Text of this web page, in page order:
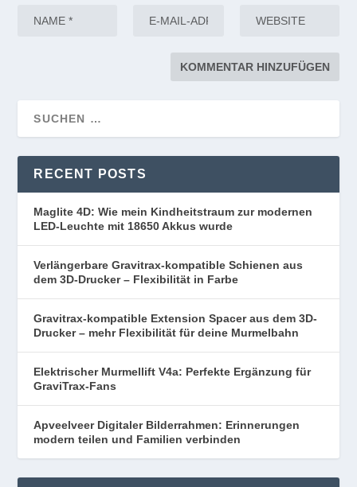
RECENT POSTS
Maglite 4D: Wie mein Kindheitstraum zur modernen
LED-Leuchte mit 18650 Akkus wurde
Verlängerbare Gravitrax-kompatible Schienen aus
dem 3D-Drucker – Flexibilität in Farbe
Gravitrax-kompatible Extension Spacer aus dem 3D-
Drucker – mehr Flexibilität für deine Murmelbahn
Elektrischer Murmellift V4a: Perfekte Ergänzung für
GraviTrax-Fans
Apveelveer Digitaler Bilderrahmen: Erinnerungen
modern teilen und Familien verbinden